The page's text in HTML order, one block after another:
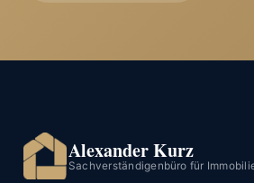
Alexander Kurz
Sachverständigenbüro für